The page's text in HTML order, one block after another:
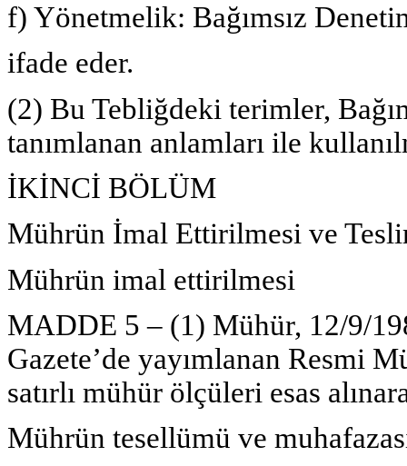
f) Yönetmelik: Bağımsız
ifade eder.
(2) Bu Tebliğdeki terimler,
tanımlanan anlamları ile
İKİNCİ BÖLÜM
Mührün İmal Ettirilmesi ve
Mührün imal ettirilmesi
MADDE 5 – (1) Mühür, 12/9/
Gazete’de yayımlanan Resmi
satırlı mühür ölçüleri esas
Mührün tesellümü ve